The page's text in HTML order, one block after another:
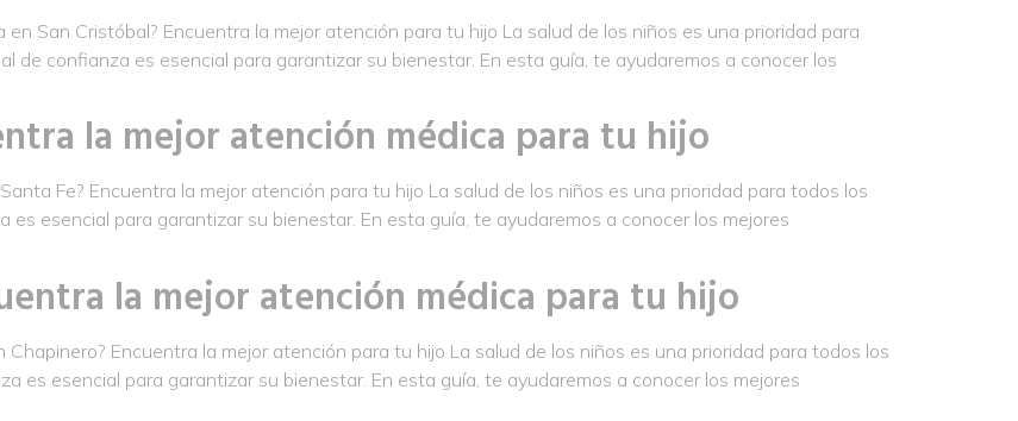
San Cristóbal? Encuentra la mejor atención para tu hijo La salud de los niños es una prioridad para
de confianza es esencial para garantizar su bienestar. En esta guía, te ayudaremos a conocer los
la mejor atención médica para tu hijo
Fe? Encuentra la mejor atención para tu hijo La salud de los niños es una prioridad para todos los
esencial para garantizar su bienestar. En esta guía, te ayudaremos a conocer los mejores
la mejor atención médica para tu hijo
Encuentra la mejor atención para tu hijo La salud de los niños es una prioridad para todos los
es esencial para garantizar su bienestar. En esta guía, te ayudaremos a conocer los mejores